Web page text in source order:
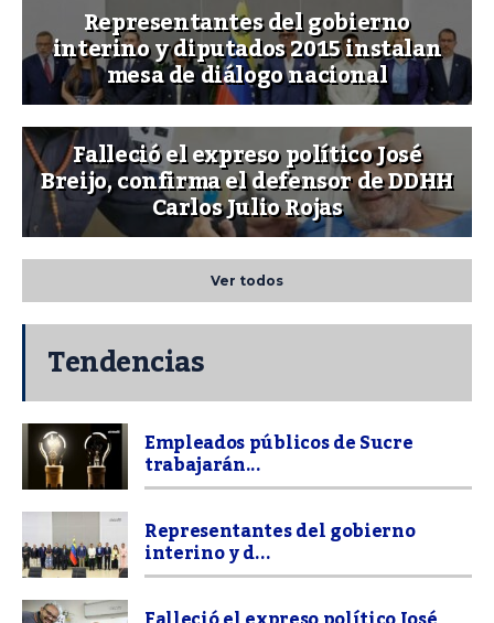
Representantes del gobierno
interino y diputados 2015 instalan
mesa de diálogo nacional
Falleció el expreso político José
Breijo, confirma el defensor de DDHH
Carlos Julio Rojas
Ver todos
Tendencias
Empleados públicos de Sucre
trabajarán...
Representantes del gobierno
interino y d...